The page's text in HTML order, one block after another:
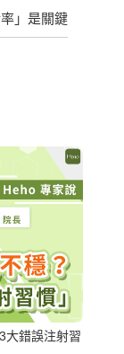
」是關鍵
大錯誤注射習